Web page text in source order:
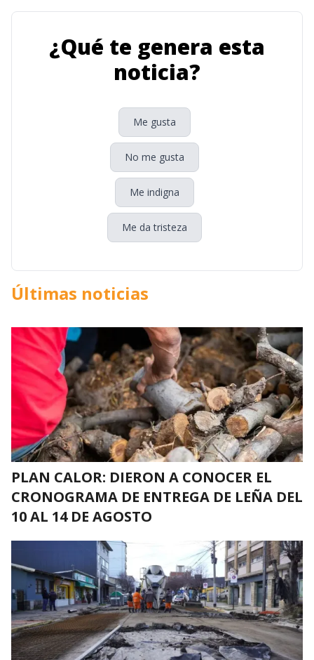
¿Qué te genera esta
noticia?
Me gusta
No me gusta
Me indigna
Me da tristeza
Últimas noticias
PLAN CALOR: DIERON A CONOCER EL
CRONOGRAMA DE ENTREGA DE LEÑA DEL
10 AL 14 DE AGOSTO